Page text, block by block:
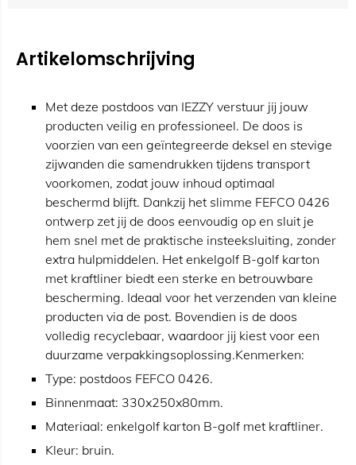
Artikelomschrijving
Met deze postdoos van IEZZY verstuur jij jouw
producten veilig en professioneel. De doos is
voorzien van een geïntegreerde deksel en stevige
zijwanden die samendrukken tijdens transport
voorkomen, zodat jouw inhoud optimaal
beschermd blijft. Dankzij het slimme FEFCO 0426
ontwerp zet jij de doos eenvoudig op en sluit je
hem snel met de praktische insteeksluiting, zonder
extra hulpmiddelen. Het enkelgolf B-golf karton
met kraftliner biedt een sterke en betrouwbare
bescherming. Ideaal voor het verzenden van kleine
producten via de post. Bovendien is de doos
volledig recyclebaar, waardoor jij kiest voor een
duurzame verpakkingsoplossing.Kenmerken:
Type: postdoos FEFCO 0426.
Binnenmaat: 330x250x80mm.
Materiaal: enkelgolf karton B-golf met kraftliner.
Kleur: bruin.